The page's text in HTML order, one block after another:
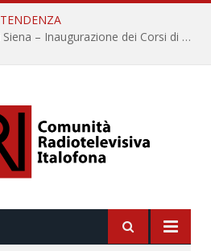
TENDENZA
Università per Stranieri di Siena – Inaugurazione dei Corsi di Lingua e Cultura Italiana, 109a annata